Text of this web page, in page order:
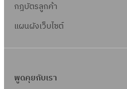
กฎบัตรลูกค้า
แผนผังเว็บไซต์
พูดคุยกับเรา